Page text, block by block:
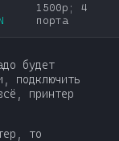
1500р; 4
порта
будет
подключить
принтер
то